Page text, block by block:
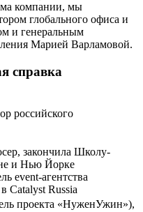
компании, мы
глобального офиса и
и генеральным
Марией Варламовой.
справка
российского
закончила Школу-
и Нью Йорке
event-агентства
Catalyst Russia
проекта «НуженУжин»),